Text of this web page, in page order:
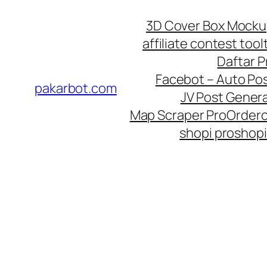
pakarbot.com
3D Cover Box
affiliate contest
Daftar
Facebot – Auto
JV Post
Map Scraper Pro
shopi pro